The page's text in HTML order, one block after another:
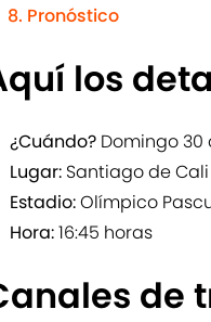
Pronóstico
los
¿Cuándo? Domingo 30
Lugar: Santiago de Cali
Estadio:Olímpico
Hora:16:45 horas
de